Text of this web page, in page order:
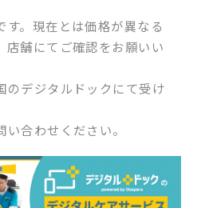
。現在とは価格が異なる
店舗にてご確認をお願いい
のデジタルドックにて受け
合わせください。